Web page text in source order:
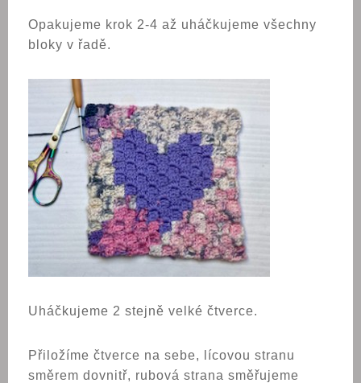
Opakujeme krok 2-4 až uháčkujeme všechny
bloky v řadě.
Uháčkujeme 2 stejně velké čtverce.
Přiložíme čtverce na sebe, lícovou stranu
směrem dovnitř, rubová strana směřujeme